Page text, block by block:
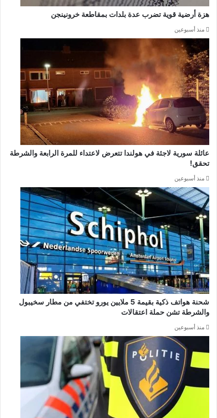
هزة أرضية قوية تضرب عدة بلدات بمقاطعة خرونينجن
منذ أسبوعين
عائلة سورية لاجئة في هولندا تتعرض لاعتداء للمرة الرابعة والشرطة
تحقق!
منذ أسبوعين
شحنة هواتف ذكية بقيمة 5 ملايين يورو تختفي من مطار سخيبول
والشرطة تشن حملة اعتقالات
منذ أسبوعين